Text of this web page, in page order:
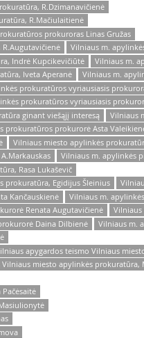
R.Dzimanavičienė
R.Mačiulaitienė
prokuroras Linas Gružas
Vilniaus m.
Indrė Kupcikevičiūtė
Vilniaus m.
Iveta Aperanė
Vilniaus m.
prokuratūros vyriausiasis
prokuratūros vyriausiasis
ginant viešąjį interesą
Vilniaus
prokuratūros prokurorė Asta
Vilniaus miesto apylinkės
Vilniaus m. apylinkės
Rasa Lukaševič
prokuratūra, Egidijus Šleinius
Kančauskienė
Vilniaus m.
Renata Augutavičienė
Vilniaus
Daina Dilbienė
Vilniaus m.
apygardos teismo Vilniaus
miesto apylinkės prokuratūra,